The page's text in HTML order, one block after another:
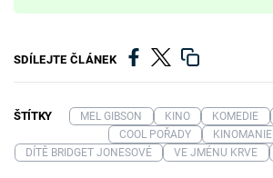
SDÍLEJTE ČLÁNEK
ŠTÍTKY MEL GIBSON KINO KOMEDIE
COOL POŘADY
KINOMANIE
DÍTĚ BRIDGET JONESOVÉ
VE JMÉNU KRVE